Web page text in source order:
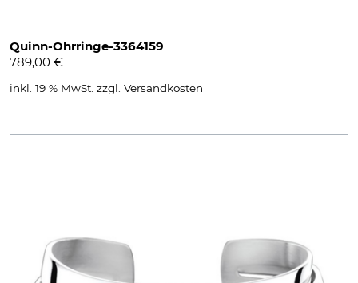
Quinn-Ohrringe-3364159
789,00 €
inkl. 19 % MwSt. zzgl. Versandkosten